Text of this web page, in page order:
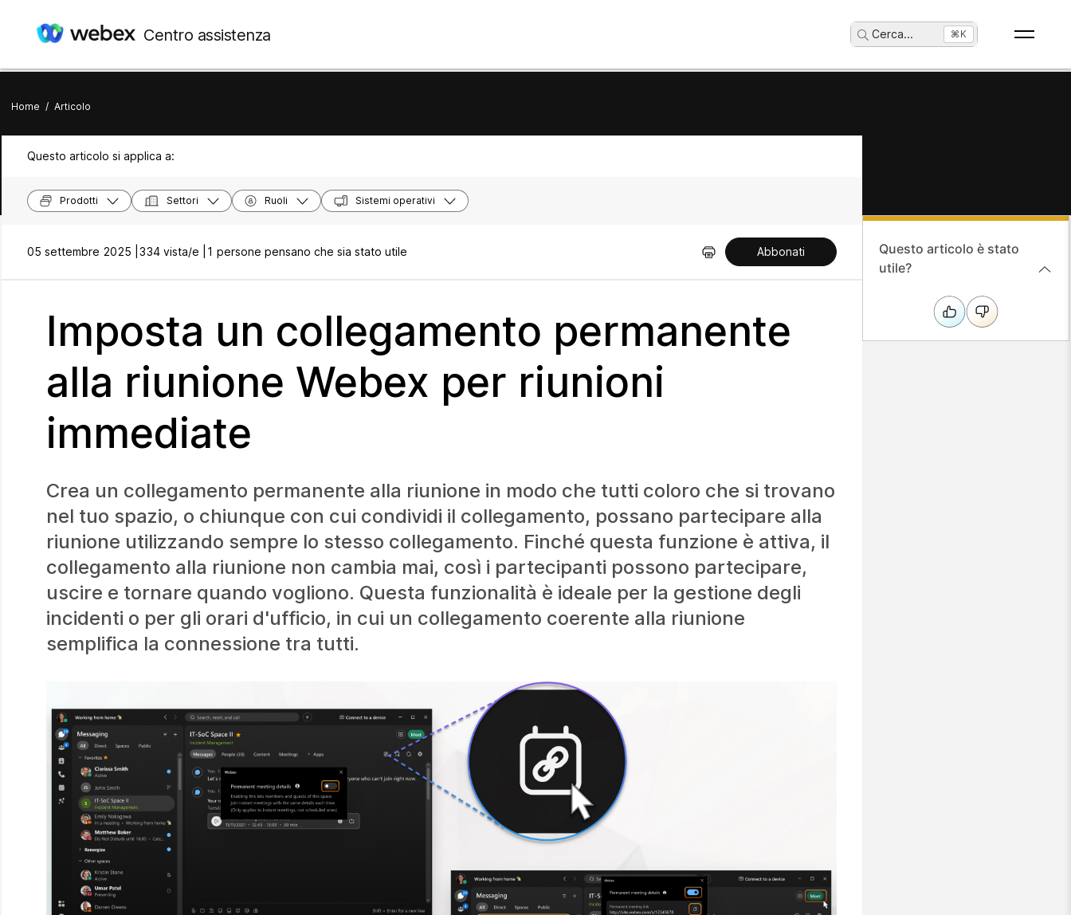
Centro assistenza Cerca... ⌘K
Home / Articolo
Questo articolo si applica a:
Prodotti Settori Ruoli Sistemi operativi
05 settembre 2025 | 334 vista/e | 1 persone pensano che sia stato utile Abbonati
Imposta un collegamento permanente
alla riunione Webex per riunioni
immediate
Crea un collegamento permanente alla riunione in modo che tutti coloro che si trovano
nel tuo spazio, o chiunque con cui condividi il collegamento, possano partecipare alla
riunione utilizzando sempre lo stesso collegamento. Finché questa funzione è attiva, il
collegamento alla riunione non cambia mai, così i partecipanti possono partecipare,
uscire e tornare quando vogliono. Questa funzionalità è ideale per la gestione degli
incidenti o per gli orari d'ufficio, in cui un collegamento coerente alla riunione
semplifica la connessione tra tutti.
Questo articolo è stato
utile?